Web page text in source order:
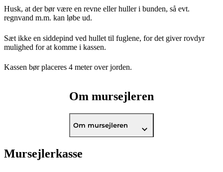
Husk, at der bør være en revne eller huller i bunden, så evt.
regnvand m.m. kan løbe ud.
Sæt ikke en siddepind ved hullet til fuglene, for det giver rovdyr
mulighed for at komme i kassen.
Kassen bør placeres 4 meter over jorden.
Om mursejleren
Om mursejleren
Mursejlerkasse